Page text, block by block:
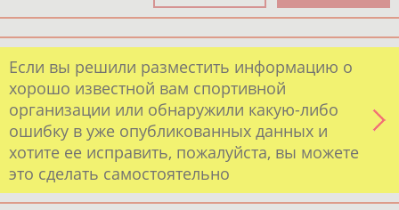
Если вы решили разместить информацию о
хорошо известной вам спортивной
организации или обнаружили какую-либо
ошибку в уже опубликованных данных и
хотите ее исправить, пожалуйста, вы можете
это сделать самостоятельно